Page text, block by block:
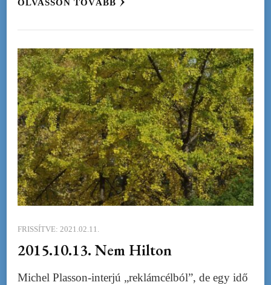
OLVASSON TOVÁBB
FRISSÍTVE: 2021.02.11.
2015.10.13. Nem Hilton
Michel Plasson-interjú „reklámcélból”, de egy idő